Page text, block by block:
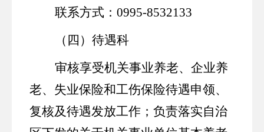
联系方式： 0995-8532133
（四）待遇科
审核享受机关事业养老、 企业养
老、 失业保险和工伤保险待遇申领、
复核及待遇发放工作；负责落实自治